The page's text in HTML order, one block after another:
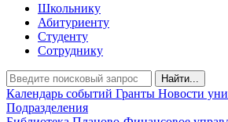
Школьнику
Абитуриенту
Студенту
Сотруднику
Найти...
Календарь событий Гранты Новости
Подразделения